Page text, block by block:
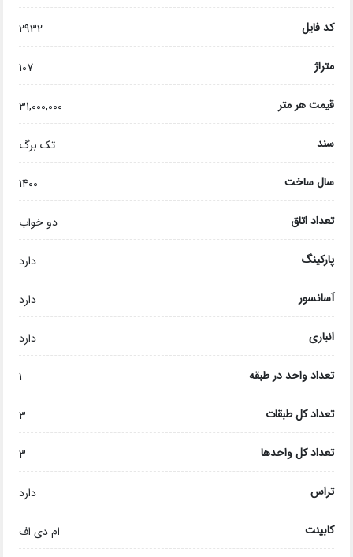
کد فایل 2932
متراژ 107
قیمت هر متر 31,000,000
سند تک برگ
سال ساخت 1400
تعداد اتاق دو خواب
پارکینگ دارد
آسانسور دارد
انباری دارد
تعداد واحد در طبقه 1
تعداد کل طبقات 3
تعداد کل واحدها 3
تراس دارد
کابینت ام دی اف